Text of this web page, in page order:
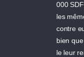
000
les
contre
bien
le leur